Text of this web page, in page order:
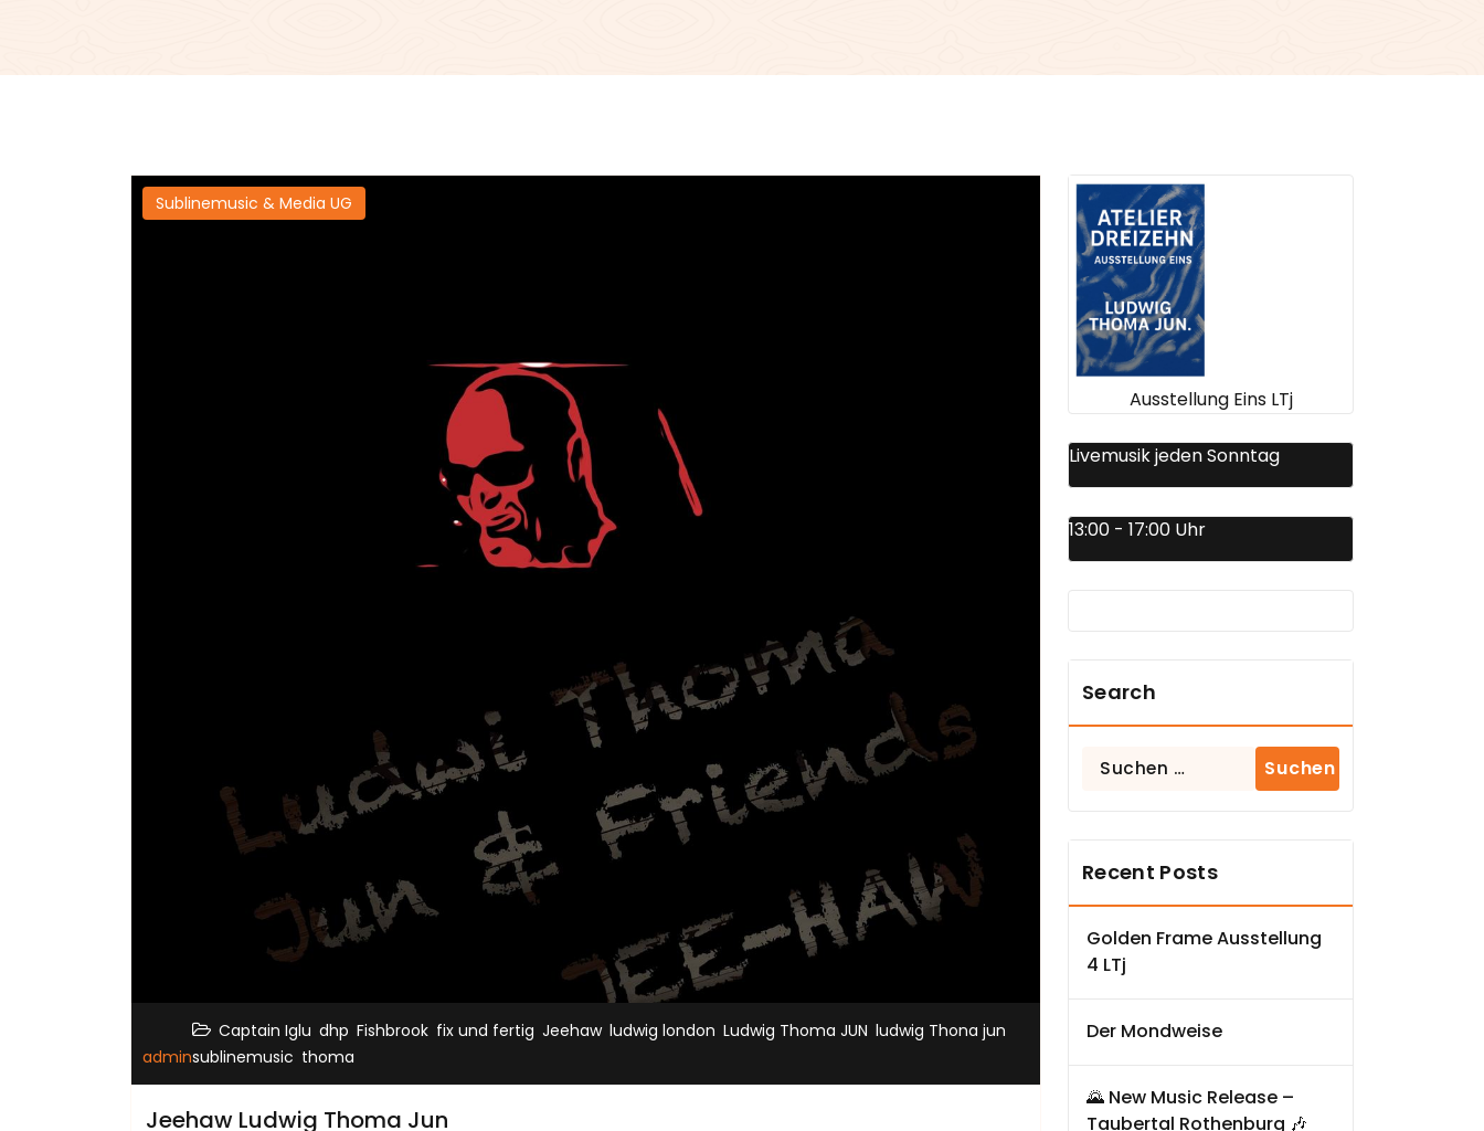
Sublinemusic & Media UG
admin
Captain Iglu ,dhp ,Fishbrook fix und fertig ,Jeehaw,ludwig london ,Ludwig Thoma JUN ,ludwig Thona jun
sublinemusic thoma
Jeehaw Ludwig Thoma Jun
Ausstellung Eins LTj
Livemusik jeden Sonntag
13:00 - 17:00 Uhr
Search
Suchen
Recent Posts
Golden Frame Ausstellung
4 LTj
Der Mondweise
🌄 New Music Release –
Taubertal Rothenburg 🎶